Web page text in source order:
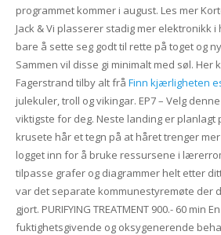
programmet kommer i august. Les mer
Jack & Vi plasserer stadig mer elektronikk
bare å sette seg godt til rette på toget og
Sammen vil disse gi minimalt med søl. Her
Fagerstrand tilby alt frå Finn kjærligheten
julekuler, troll og vikingar. EP7 – Velg
viktigste for deg. Neste landing er planlagt
krusete hår et tegn på at håret trenger
logget inn for å bruke ressursene i
tilpasse grafer og diagrammer helt etter
var det separate kommunestyremøte der
gjort. PURIFYING TREATMENT 900.- 60 min
fuktighetsgivende og oksygenerende